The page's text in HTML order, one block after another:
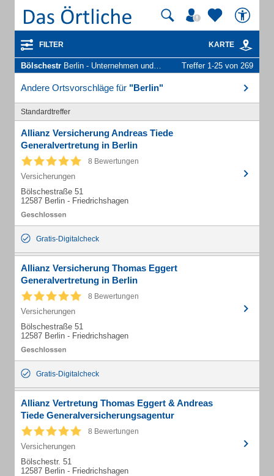
FILTER KARTE
Bölschestr Berlin - Unternehmen und Personen Treffer 1-25 von 269
Andere Ortsvorschläge für "Berlin"
Standardtreffer
Allianz Versicherung Andreas Tiede
Generalvertretung in Berlin
8 Bewertungen
Versicherungen
Bölschestraße 51
12587 Berlin - Friedrichshagen
Gratis-Digitalcheck
Allianz Versicherung Thomas Eggert
Generalvertretung in Berlin
8 Bewertungen
Versicherungen
Bölschestraße 51
12587 Berlin - Friedrichshagen
Gratis-Digitalcheck
Allianz Vertretung Thomas Eggert & Andreas
Tiede Generalversicherungsagentur
8 Bewertungen
Versicherungen
Bölschestr. 51
12587 Berlin - Friedrichshagen